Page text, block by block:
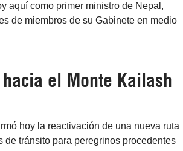
aquí como primer ministro de Nepal,
de miembros de su Gabinete en medio
el Monte Kailash
hoy la reactivación de una nueva ruta
tránsito para peregrinos procedentes